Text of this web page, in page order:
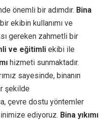
önemli bir adımdır. Bina
bir ekibin kullanımı ve
gereken zahmetli bir
ve eğitimli ekibi ile
hizmeti sunmaktadır.
sayesinde, binanın
şekilde
çevre dostu yöntemler
ediyoruz. Bina yıkımı